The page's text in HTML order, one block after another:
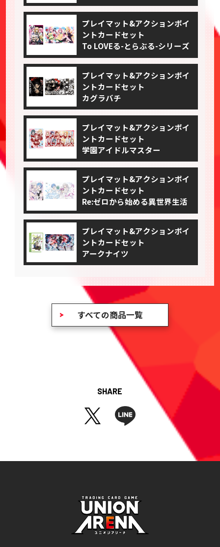
プレイマット&アクションポイ
ントカードセット
To LOVEる-とらぶる-シリーズ
プレイマット&アクションポイ
ントカードセット
カグラバチ
プレイマット&アクションポイ
ントカードセット
学園アイドルマスター
プレイマット&アクションポイ
ントカードセット
Re:ゼロから始める異世界生活
プレイマット&アクションポイ
ントカードセット
アークナイツ
すべての商品一覧
SHARE